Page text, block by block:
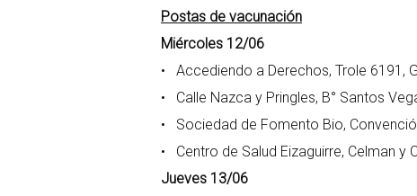
Postas de vacunación
Miércoles 12/06
• Accediendo a Derechos, Trole 6191,
• Calle Nazca y Pringles, B° Santos
• Sociedad de Fomento Bio,
• Centro de Salud Eizaguirre, Celman y
Jueves 13/06